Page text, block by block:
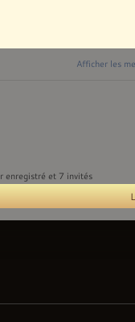
Afficher les
enregistré et 7 invités